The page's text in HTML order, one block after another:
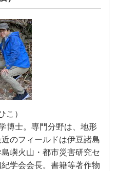
）
博士。専門分野は、地形
のフィールドは伊豆諸島
嶼火山・都市災害研究セ
学会会長。書籍等著作物